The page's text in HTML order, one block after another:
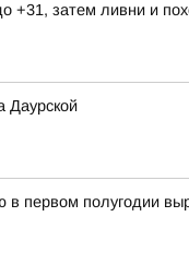
+31, затем ливни и
Даурской
в первом полугодии